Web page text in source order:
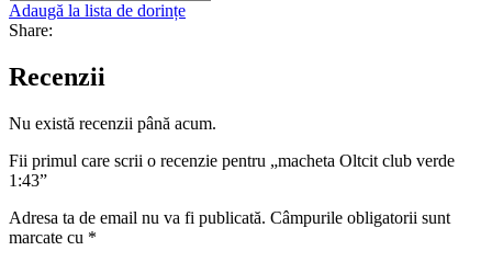
Adaugă la lista de dorințe
Share:
Recenzii
Nu există recenzii până acum.
Fii primul care scrii o recenzie pentru „macheta Oltcit club verde
1:43”
Adresa ta de email nu va fi publicată. Câmpurile obligatorii sunt
marcate cu *